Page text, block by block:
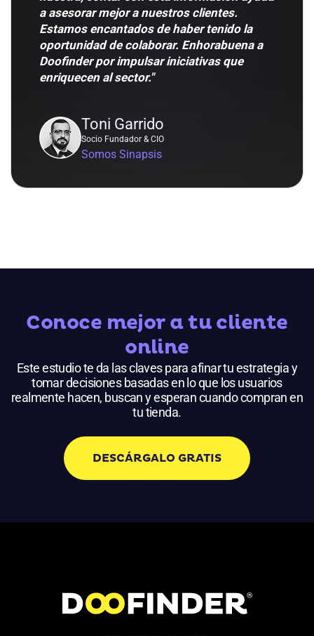
a asesorar mejor a nuestros clientes.
Estamos encantados de haber tenido la
oportunidad de colaborar. Enhorabuena a
Doofinder por impulsar iniciativas que
enriquecen al sector."
Toni Garrido
Socio Fundador & CIO
Somos Sinapsis
Conoce mejor a tu cliente
online
Este estudio te da las claves para afinar tu estrategia y
tomar decisiones basadas en lo que los usuarios
realmente hacen, buscan y esperan cuando compran en
tu tienda.
DESCÁRGALO GRATIS